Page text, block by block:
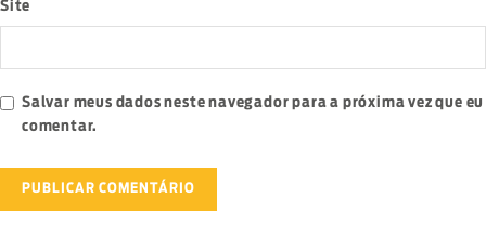
Site
Salvar meus dados neste navegador para a próxima vez que eu
comentar.